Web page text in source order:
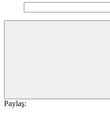
Paylaş: